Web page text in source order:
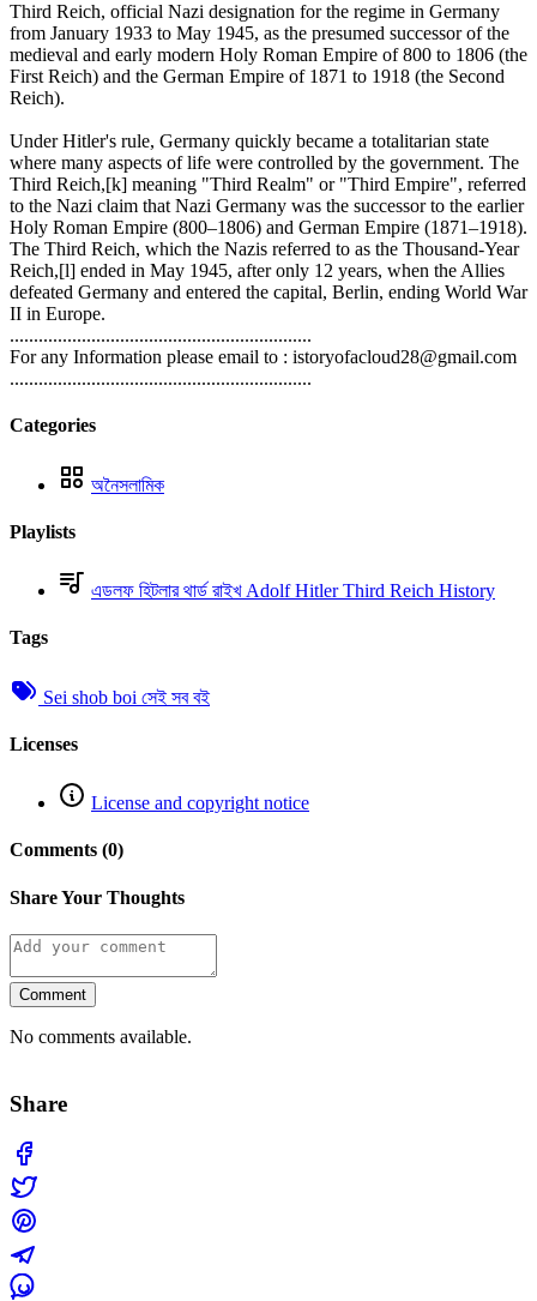
Third Reich, official Nazi designation for the regime in Germany
from January 1933 to May 1945, as the presumed successor of the
medieval and early modern Holy Roman Empire of 800 to 1806 (the
First Reich) and the German Empire of 1871 to 1918 (the Second
Reich).
Under Hitler's rule, Germany quickly became a totalitarian state
where many aspects of life were controlled by the government. The
Third Reich,[k] meaning "Third Realm" or "Third Empire", referred
to the Nazi claim that Nazi Germany was the successor to the earlier
Holy Roman Empire (800–1806) and German Empire (1871–1918).
The Third Reich, which the Nazis referred to as the Thousand-Year
Reich,[l] ended in May 1945, after only 12 years, when the Allies
defeated Germany and entered the capital, Berlin, ending World War
II in Europe.
...............................................................
For any Information please email to : istoryofacloud28@gmail.com
...............................................................
Categories
অনৈসলামিক
Playlists
এডলফ হিটলার থার্ড রাইখ Adolf Hitler Third Reich History
Tags
Sei shob boi সেই সব বই
Licenses
License and copyright notice
Comments (0)
Share Your Thoughts
Comment
No comments available.
Share